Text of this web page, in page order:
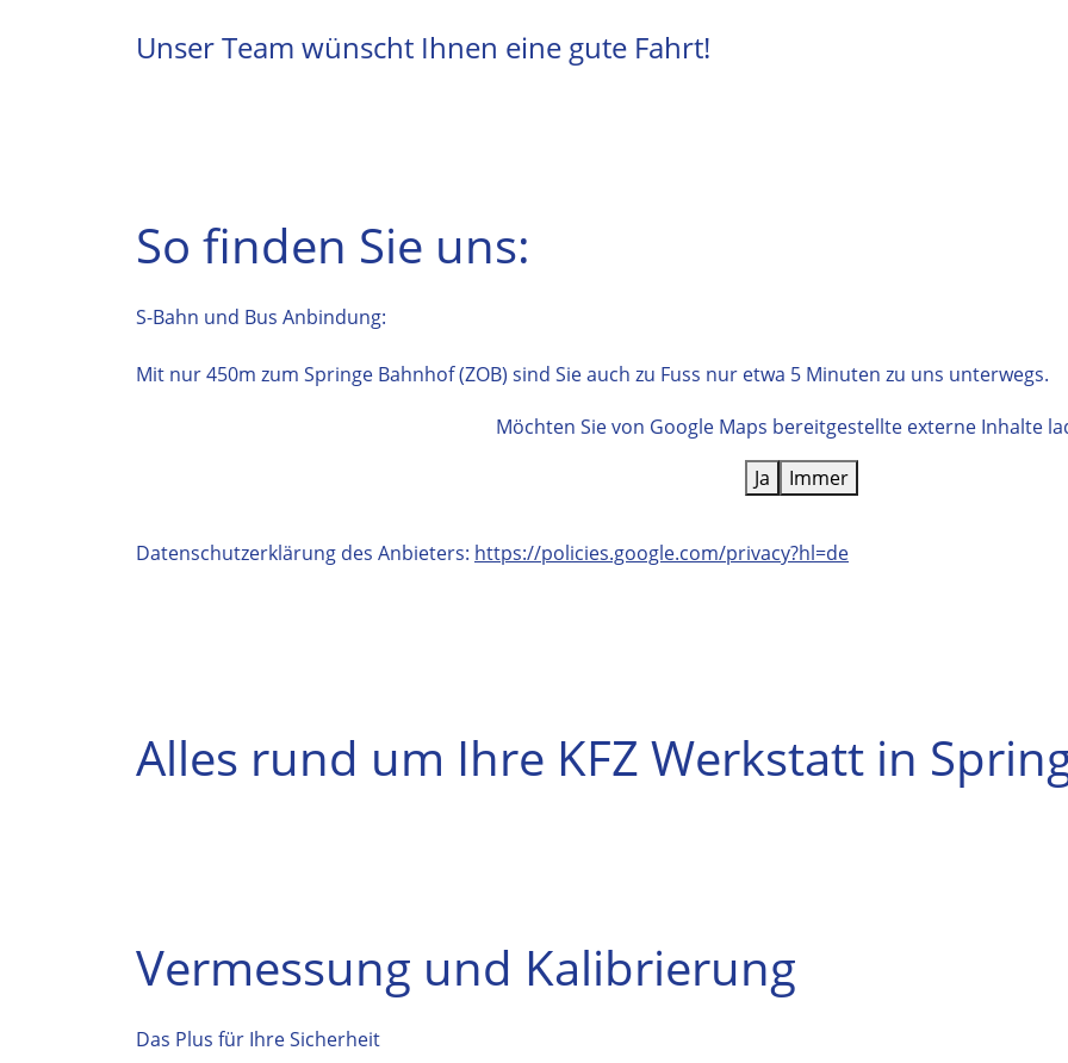
Unser Team wünscht Ihnen eine gute Fahrt!
So finden Sie uns:
S-Bahn und Bus Anbindung:
Mit nur 450m zum Springe Bahnhof (ZOB) sind Sie auch zu Fuss nur etwa 5 Minuten zu uns unterwegs.
Möchten Sie von Google Maps bereitgestellte externe Inhalte
Ja
Immer
Datenschutzerklärung des Anbieters: https://policies.google.com/privacy?hl=de
Alles rund um Ihre KFZ Werkstatt in
Vermessung und Kalibrierung
Das Plus für Ihre Sicherheit